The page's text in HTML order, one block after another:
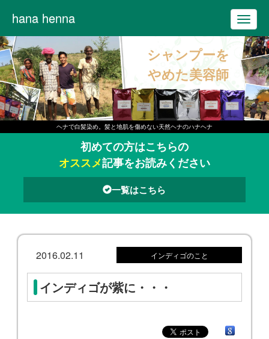
シャンプーを
やめた美容師
T
o
g
g
l
e
n
a
a
t
i
hana henna
ヘナで白髪染め。髪と地肌を傷めない天然ヘナのハナヘナ
初めての方はこちらの
オススメ記事をお読みください
一覧はこちら
2016.02.11 インディゴのこと
インディゴが紫に・・・